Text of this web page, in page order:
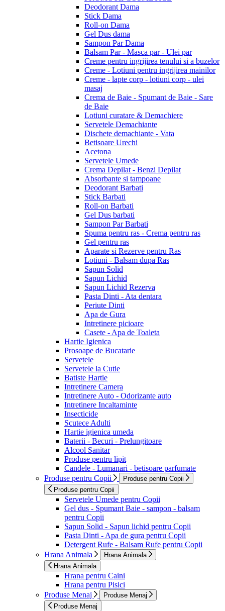
Deodorant Dama
Stick Dama
Roll-on Dama
Gel Dus dama
Sampon Par Dama
Balsam Par - Masca par - Ulei par
Creme pentru ingrijirea tenului si a buzelor
Creme - Lotiuni pentru ingrijirea mainilor
Creme - lapte corp - lotiuni corp - ulei
masaj
Crema de Baie - Spumant de Baie - Sare
de Baie
Lotiuni curatare & Demachiere
Servetele Demachiante
Dischete demachiante - Vata
Betisoare Urechi
Acetona
Servetele Umede
Crema Depilat - Benzi Depilat
Absorbante si tampoane
Deodorant Barbati
Stick Barbati
Roll-on Barbati
Gel Dus barbati
Sampon Par Barbati
Spuma pentru ras - Crema pentru ras
Gel pentru ras
Aparate si Rezerve pentru Ras
Lotiuni - Balsam dupa Ras
Sapun Solid
Sapun Lichid
Sapun Lichid Rezerva
Pasta Dinti - Ata dentara
Periute Dinti
Apa de Gura
Intretinere picioare
Casete - Apa de Toaleta
Hartie Igienica
Prosoape de Bucatarie
Servetele
Servetele la Cutie
Batiste Hartie
Intretinere Camera
Intretinere Auto - Odorizante auto
Intretinere Incaltaminte
Insecticide
Scutece Adulti
Hartie igienica umeda
Baterii - Becuri - Prelungitoare
Alcool Sanitar
Produse pentru lipit
Candele - Lumanari - betisoare parfumate
Produse pentru Copii
Produse pentru Copii
Produse pentru Copii
Servetele Umede pentru Copii
Gel dus - Spumant Baie - sampon - balsam
pentru Copii
Sapun Solid - Sapun lichid pentru Copii
Pasta Dinti - Apa de gura pentru Copii
Detergent Rufe - Balsam Rufe pentru Copii
Hrana Animala
Hrana Animala
Hrana Animala
Hrana pentru Caini
Hrana pentru Pisici
Produse Menaj
Produse Menaj
Produse Menaj